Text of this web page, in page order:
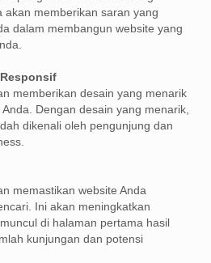
akan memberikan saran yang
dalam membangun website yang
memberikan desain yang menarik
Dengan desain yang menarik,
dikenali oleh pengunjung dan
memastikan website Anda
Ini akan meningkatkan
di halaman pertama hasil
kunjungan dan potensi